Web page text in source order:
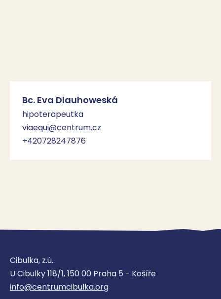
Bc. Eva Dlauhoweská
hipoterapeutka
viaequi@centrum.cz
+420728247876
Cibulka, z.ú.
U Cibulky 118/1, 150 00 Praha 5 - Košíře
info@centrumcibulka.org